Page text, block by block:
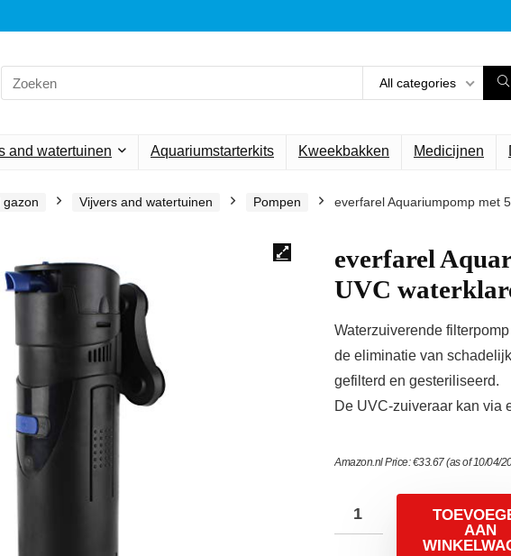
Search
for:
All categories
and watertuinen Aquariumstarterkits Kweekbakken Medicijnen
gazon Vijvers and watertuinen Pompen everfarel Aquariumpomp met
everfarel
UVC
Waterzuiverende
de eliminatie van
gefilterd en gesteriliseerd.
De UVC-zuiveraar kan via
Amazon.nl Price:€33.67(as of 10/04/
AAN